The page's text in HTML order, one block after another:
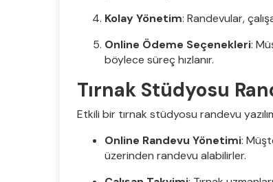
Kolay Yönetim: Randevular,
Online Ödeme Seçenekleri:
böylece süreç hızlanır.
Tırnak Stüdyosu
Etkili bir tırnak stüdyosu randevu
Online Randevu Yönetimi:
üzerinden randevu alabilirler.